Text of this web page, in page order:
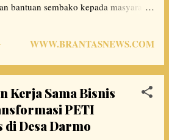
oleh instruktur utama, Zellica Gevira,
bantuan sembako kepada masyarakat
bantuan berlangsung tertib dan
tersebut di hadiri langsung oleh
Desa Bram Itam Raya ( Syamsu
apresiasi dan rasa
yang sebesar-besarnya kepada Bapak
WWW.BRANTASNEWS.COM
Kerja Sama Bisnis
PETI
di Desa Darmo